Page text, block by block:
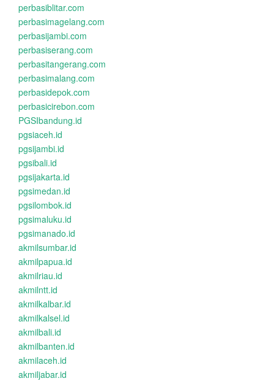
perbasiblitar.com
perbasimagelang.com
perbasijambi.com
perbasiserang.com
perbasitangerang.com
perbasimalang.com
perbasidepok.com
perbasicirebon.com
PGSIbandung.id
pgsiaceh.id
pgsijambi.id
pgsibali.id
pgsijakarta.id
pgsimedan.id
pgsilombok.id
pgsimaluku.id
pgsimanado.id
akmilsumbar.id
akmilpapua.id
akmilriau.id
akmilntt.id
akmilkalbar.id
akmilkalsel.id
akmilbali.id
akmilbanten.id
akmilaceh.id
akmiljabar.id